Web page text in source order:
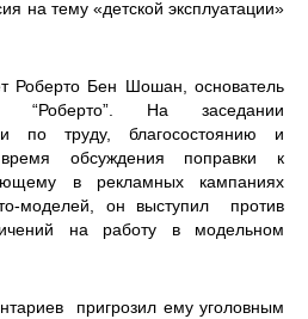
на тему «детской эксплуатации»
Роберто Бен Шошан, основатель
“Роберто”. На заседании
по труду, благосостоянию и
обсуждения поправки к
в рекламных кампаниях
моделей, он выступил против
на работу в модельном
пригрозил ему уголовным